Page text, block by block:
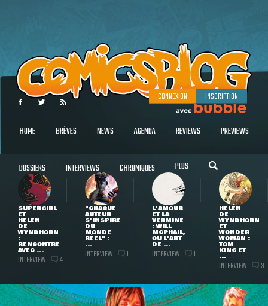
CONNEXION INSCRIPTION
HOME BRÈVES NEWS AGENDA REVIEWS PREVIEWS
DOSSIERS INTERVIEWS CHRONIQUES PLUS
SUPERGIRL
ET
HELEN
DE
WYNDHORN
:
RENCONTRE
AVEC ...
INTERVIEW 4
"CHAQUE
AUTEUR
S'INSPIRE
DU
MONDE
RÉEL" :
...
INTERVIEW 1
L'AMOUR
ET LA
VERMINE
: WILL
MCPHAIL,
OU L'ART
DE ...
INTERVIEW 1
HELEN
DE
WYNDHORN
ET
WONDER
WOMAN :
TOM
KING ET
...
INTERVIEW 3